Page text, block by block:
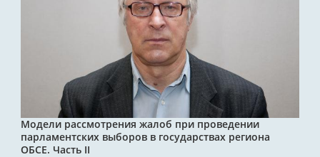
Модели рассмотрения жалоб при проведении
парламентских выборов в государствах региона
ОБСЕ. Часть II